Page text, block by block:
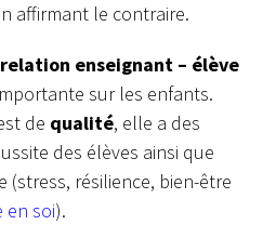
affirmant le contraire.
relation enseignant – élève
sur les enfants.
de qualité, elle a des
des élèves ainsi que
résilience, bien-être
en soi).